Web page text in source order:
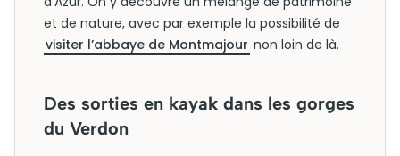
et de nature, avec par exemple la possibilité de
visiter l’abbaye de Montmajour non loin de là.
Des sorties en kayak dans les gorges
du Verdon